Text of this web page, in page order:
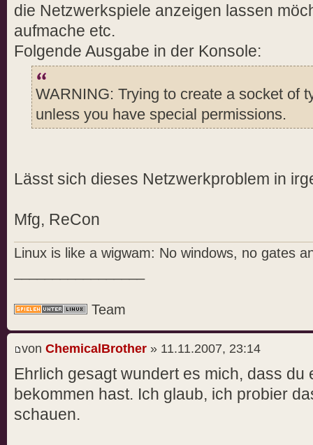
die Netzwerkspiele anzeigen lassen
aufmache etc.
Folgende Ausgabe in der Konsole:
WARNING: Trying to create a socket of
unless you have special permissions.
Lässt sich dieses Netzwerkproblem in
Mfg, ReCon
Linux is like a wigwam: No windows, no gates
Team
von ChemicalBrother » 11.11.2007, 23:14
Ehrlich gesagt wundert es mich, dass du
bekommen hast. Ich glaub, ich probier
schauen.